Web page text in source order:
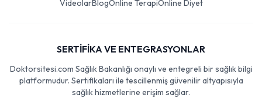
VideolarBlogOnline TerapiOnline Diyet
SERTİFİKA VE ENTEGRASYONLAR
Doktorsitesi.com Sağlık Bakanlığı onaylı ve entegreli bir sağlık bilgi
platformudur. Sertifikaları ile tescillenmiş güvenilir altyapısıyla
sağlık hizmetlerine erişim sağlar.